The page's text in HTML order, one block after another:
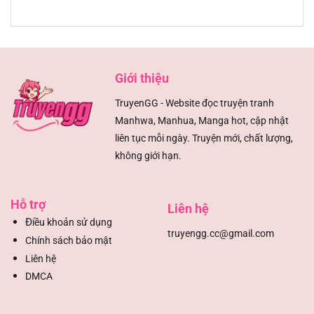
Chapter 57
Chapter 56 02/08/2025
02/08/2025
Chapter 53
Giới thiệu
TruyenGG - Website đọc truyện tranh
Manhwa, Manhua, Manga hot, cập nhật
liên tục mỗi ngày. Truyện mới, chất lượng,
không giới hạn.
Hỗ trợ
Điều khoản sử dụng
Chính sách bảo mật
Liên hệ
DMCA
Liên hệ
truyengg.cc@gmail.com